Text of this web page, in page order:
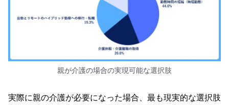
親が介護の場合の実現可能な選択肢
実際に親の介護が必要になった場合、最も現実的な選択肢